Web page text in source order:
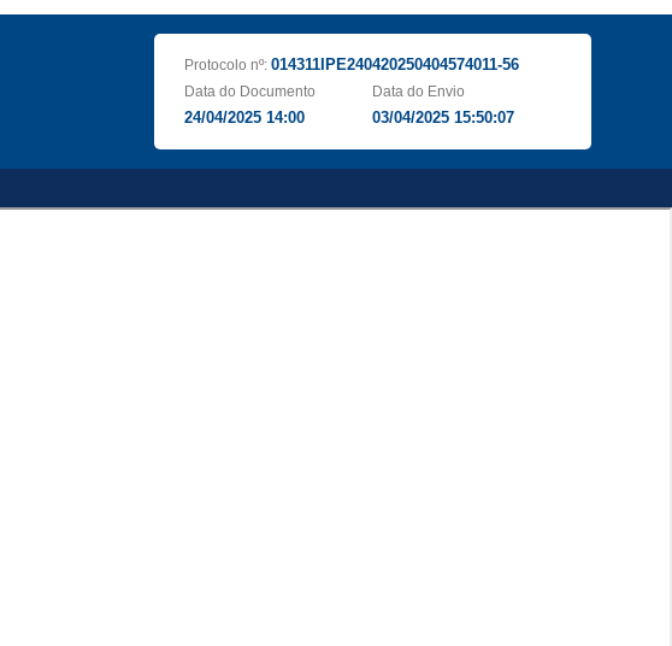
Protocolo nº: 014311IPE240420250404574011-56
Data do Documento
24/04/2025 14:00
Data do Envio
03/04/2025 15:50:07